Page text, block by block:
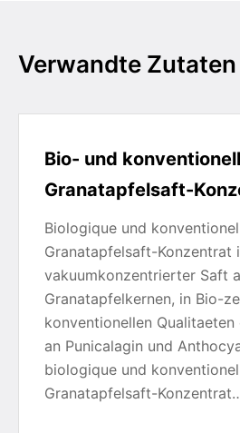
Verwandte Zutaten
Bio- und
Granatapfelsaft-
Biologique und
Granatapfelsaft-Konzentrat
vakuumkonzentrierter Saft
Granatapfelkernen, in Bio-
konventionellen
an Punicalagin und
biologique und
Granatapfelsaft-